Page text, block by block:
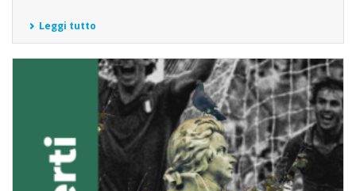
Leggi tutto